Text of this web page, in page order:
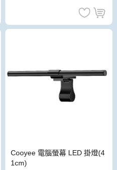
Cooyee 電腦螢幕 LED 掛燈(4
1cm)